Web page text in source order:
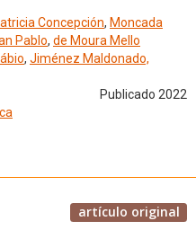
Concepción, Moncada
Pablo, de Moura Mello
, Jiménez Maldonado,
Publicado 2022
artículo original